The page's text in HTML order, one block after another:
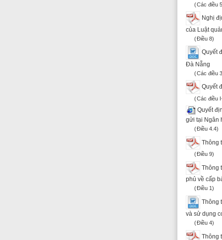
Thông tư 03/
phủ về cấp bản sao
Điều 1
Thông tư 07/
và sử dụng con dấu
Điều 4
Thông tư 156/
Điều 9
Thông tư 193/
ninh trật tự; phí sát
Điều 3
Thông tư 80/
Các điều 10, 11,
Thông tư số
Điều 10
Powered by eRegulations (c), a content management system developed by UNCTAD's